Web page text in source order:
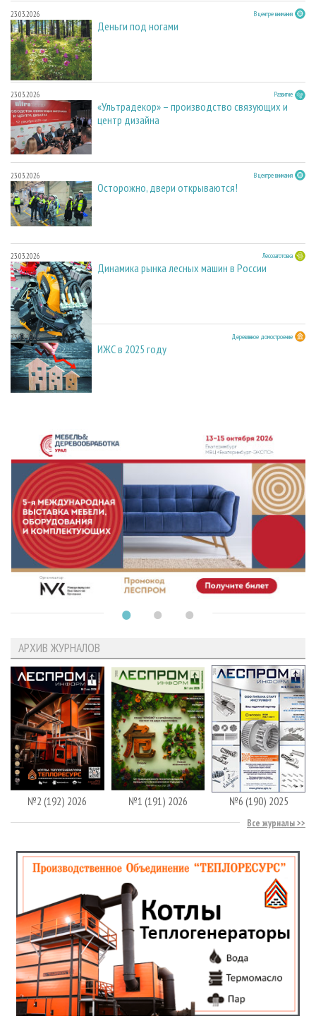
23.03.2026 В центре внимания
Деньги под ногами
23.03.2026 Развитие
«Ультрадекор» – производство связующих и
центр дизайна
23.03.2026 В центре внимания
Осторожно, двери открываются!
23.03.2026 Лесозаготовка
Динамика рынка лесных машин в России
23.03.2026 Деревянное домостроение
ИЖС в 2025 году
АРХИВ ЖУРНАЛОВ
№2 (192) 2026 №1 (191) 2026 №6 (190) 2025
Все журналы